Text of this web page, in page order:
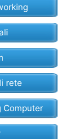
rete
Computer